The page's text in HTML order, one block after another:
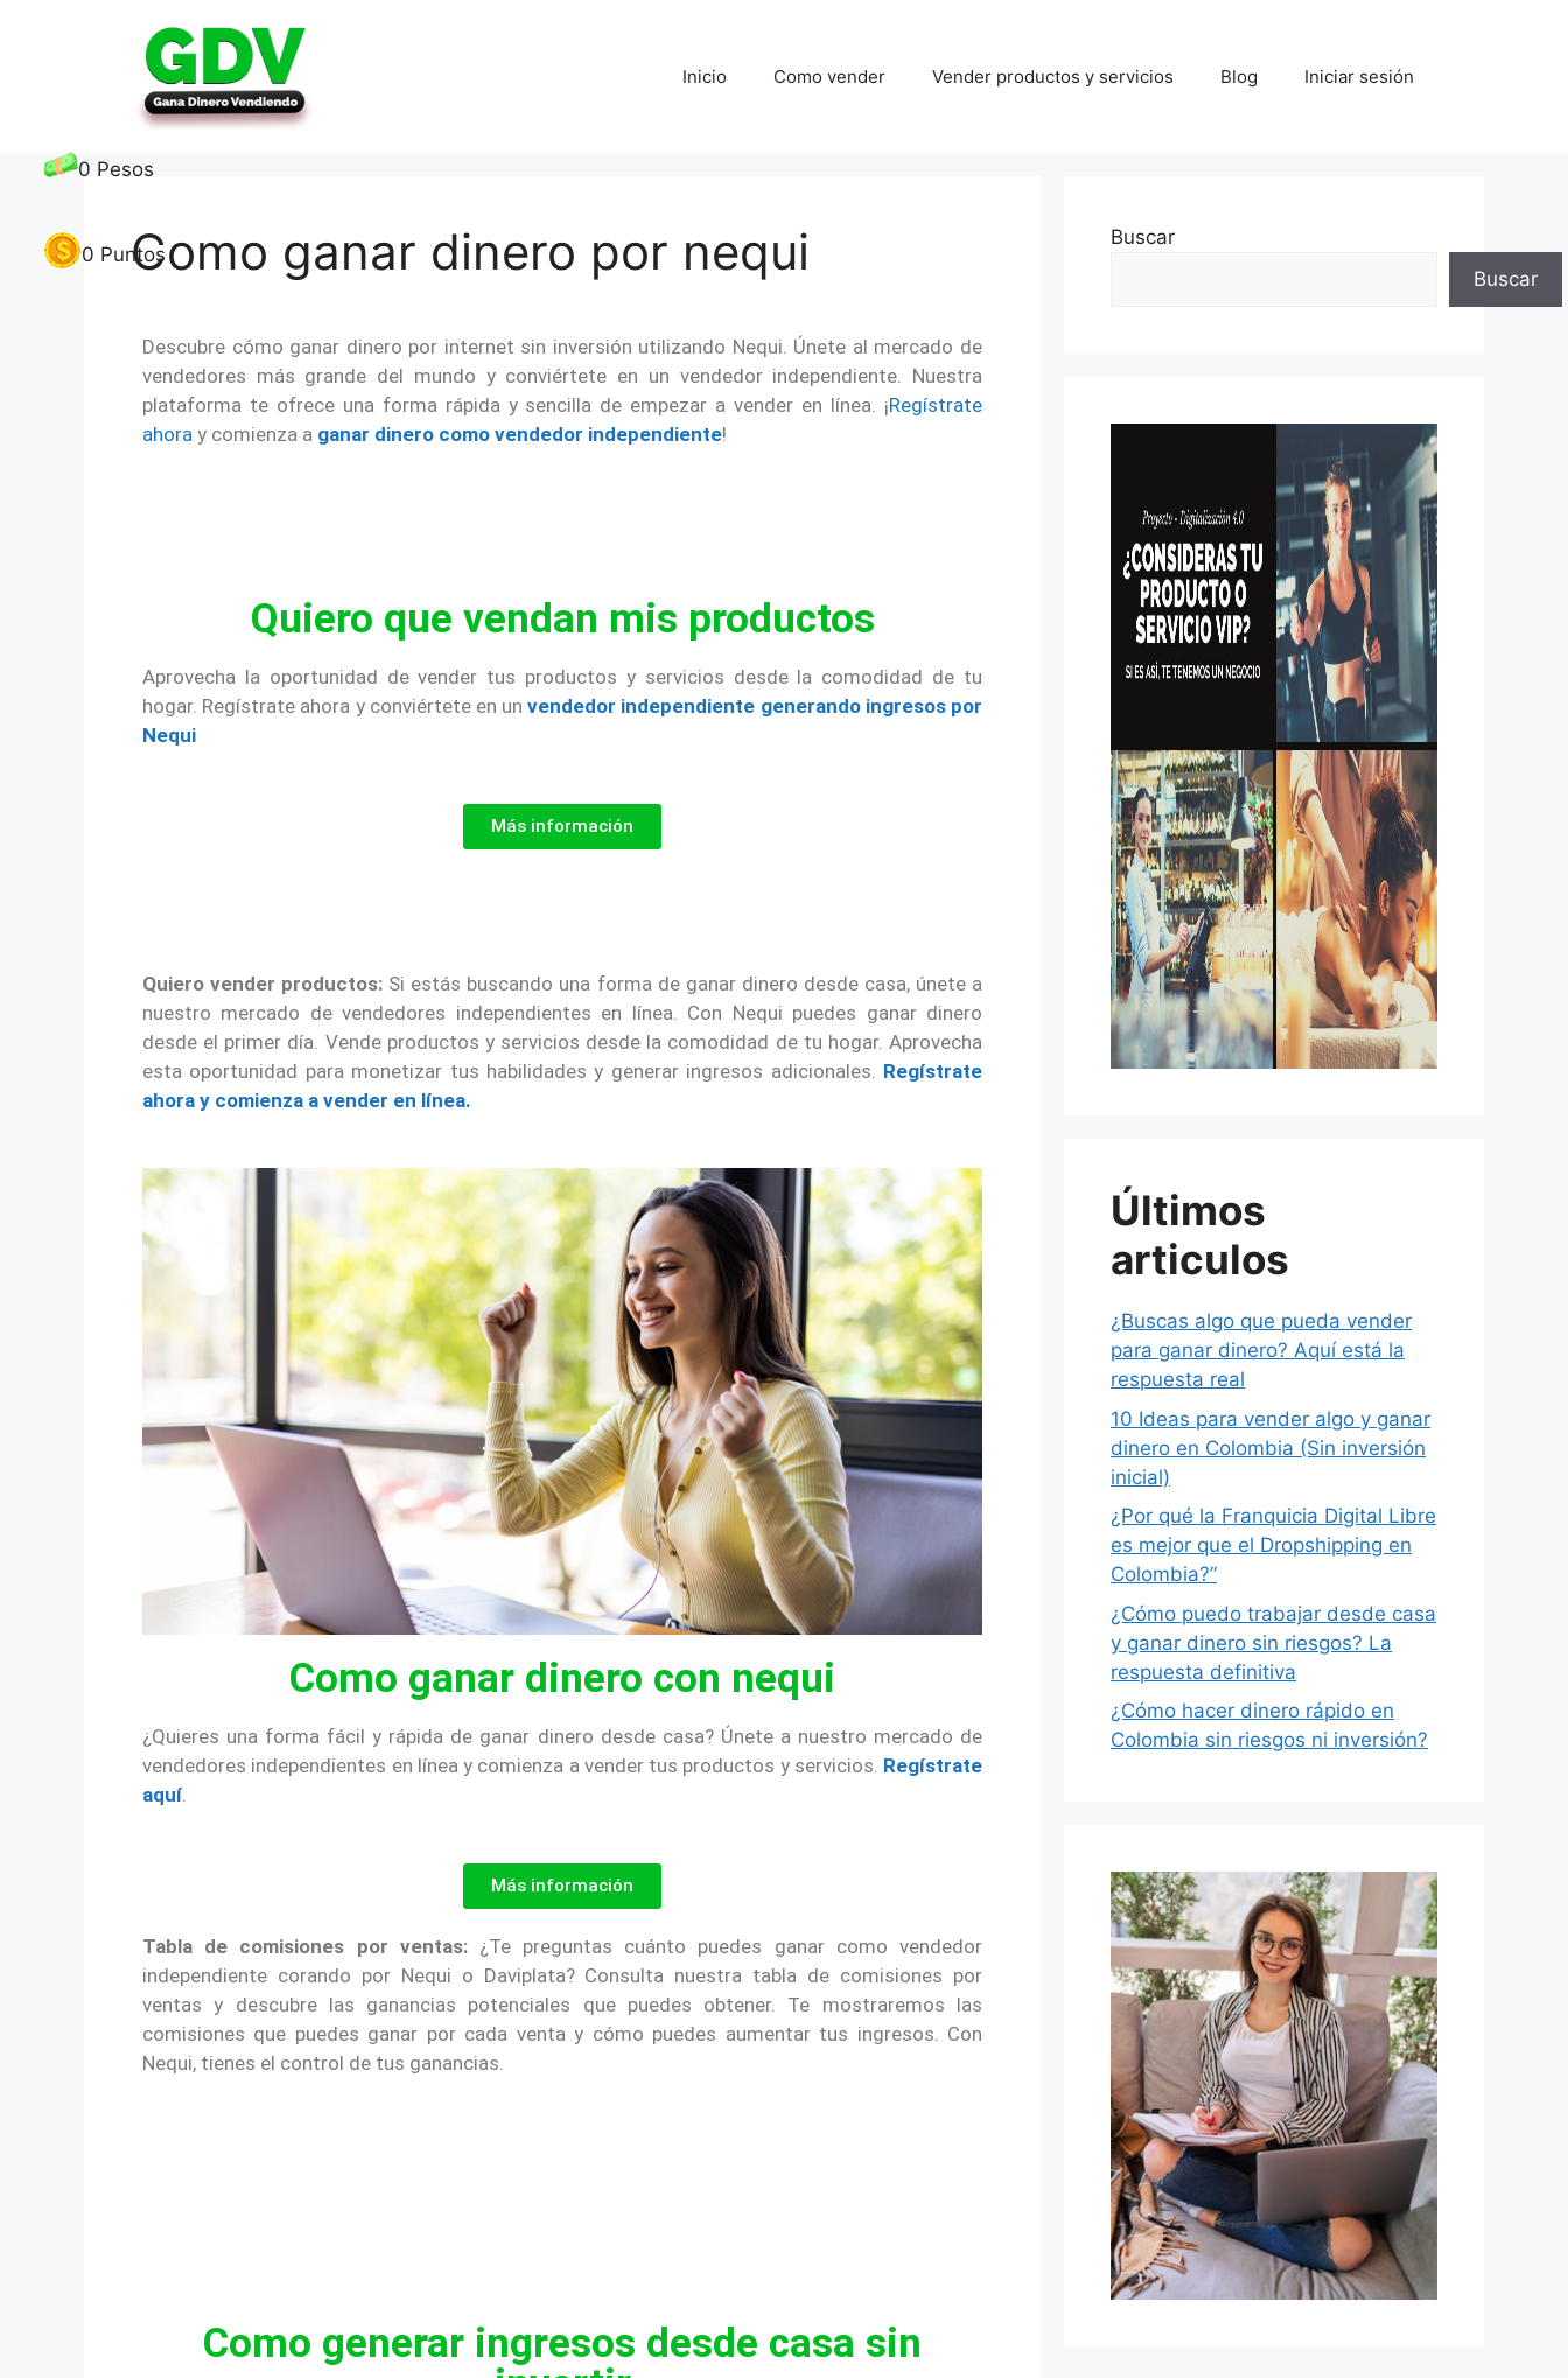
0 Pesos
0 Puntos
Inicio Como vender Vender productos y servicios Blog Iniciar sesión
Como ganar dinero por nequi
Descubre cómo ganar dinero por internet sin inversión utilizando Nequi. Únete al mercado de
vendedores más grande del mundo y conviértete en un vendedor independiente. Nuestra
plataforma te ofrece una forma rápida y sencilla de empezar a vender en línea. ¡Regístrate
ahora y comienza a ganar dinero como vendedor independiente!
Quiero que vendan mis productos
Aprovecha la oportunidad de vender tus productos y servicios desde la comodidad de tu
hogar. Regístrate ahora y conviértete en unvendedor independiente generando ingresos por
Nequi
Más información
Quiero vender productos: Si estás buscando una forma de ganar dinero desde casa, únete a
nuestro mercado de vendedores independientes en línea. Con Nequi puedes ganar dinero
desde el primer día. Vende productos y servicios desde la comodidad de tu hogar. Aprovecha
esta oportunidad para monetizar tus habilidades y generar ingresos adicionales. Regístrate
ahora y comienza a vender en línea.
Como ganar dinero con nequi
¿Quieres una forma fácil y rápida de ganar dinero desde casa? Únete a nuestro mercado de
vendedores independientes en línea y comienza a vender tus productos y servicios. Regístrate
aquí.
Más información
Tabla de comisiones por ventas:¿Te preguntas cuánto puedes ganar como vendedor
independiente corando por Nequi o Daviplata? Consulta nuestra tabla de comisiones por
ventas y descubre las ganancias potenciales que puedes obtener. Te mostraremos las
comisiones que puedes ganar por cada venta y cómo puedes aumentar tus ingresos. Con
Nequi, tienes el control de tus ganancias.
Como generar ingresos desde casa sin
Buscar
Buscar
Últimos
articulos
¿Buscas algo que pueda vender
para ganar dinero? Aquí está la
respuesta real
10 Ideas para vender algo y ganar
dinero en Colombia (Sin inversión
inicial)
¿Por qué la Franquicia Digital Libre
es mejor que el Dropshipping en
Colombia?”
¿Cómo puedo trabajar desde casa
y ganar dinero sin riesgos? La
respuesta definitiva
¿Cómo hacer dinero rápido en
Colombia sin riesgos ni inversión?